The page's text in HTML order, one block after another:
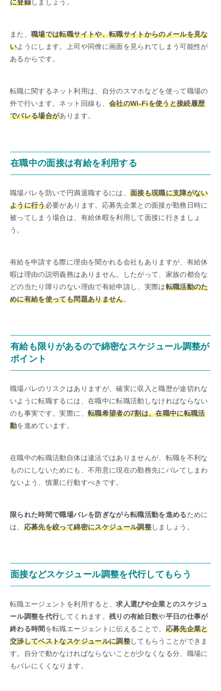
に登録 しましょう。
また、職場では転職サイトや、転職サイトからのメールを見な
いようにします。上司や同僚に画面を見られてしまう可能性が
あるからです。
転職に関するネット利用は、自分のスマホなどを使って職場の
外で行います。ネット回線も、 会社のWi-Fiを使うと接続履歴
でバレる場合があります。
在職中の面接は有給を利用する
職場バレを防いで円満退職するには、 面接も現職に支障がない
ように行う必要があります。応募先企業との面接が勤務日時に
被ってしまう場合は、有給休暇を利用して面接に行きましょ
う。
有給を申請する際に理由を聞かれる会社もありますが、有給休
暇は理由の説明義務はありません。したがって、家族の都合な
どの当たり障りのない理由で有給申請し、実際は転職活動のた
めに有給を使っても問題ありません。
有給も限りがあるので綿密なスケジュール調整が
ポイント
職場バレのリスクはありますが、確実に収入と職歴が途切れな
いように転職するには、在職中に転職活動しなければならない
のも事実です。実際に、 転職希望者の7割は、在職中に転職活
動を進めています。
在職中の転職活動自体は違法ではありませんが、転職を不利な
ものにしないためにも、不用意に現在の勤務先にバレてしまわ
ないよう、慎重に行動すべきです。
限られた時間で職場バレを防ぎながら転職活動を進めるために
は、 応募先を絞って綿密にスケジュール調整しましょう。
面接などスケジュール調整を代行してもらう
転職エージェントを利用すると、求人選びや企業とのスケジュ
ール調整を代行してくれます。 残りの有給日数や平日の仕事が
終わる時間 を転職エージェントに伝えることで、 応募先企業と
交渉してベストなスケジュールに調整してもらうことができま
す。自分で動かなければならないことが少なくなる分、職場に
もバレにくくなります。